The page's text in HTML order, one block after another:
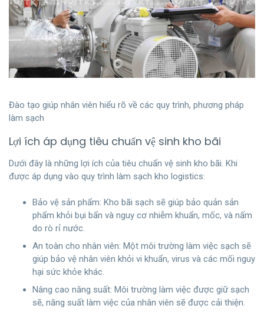
Đào tạo giúp nhân viên hiểu rõ về các quy trình, phương pháp
làm sạch
Lợi ích áp dụng tiêu chuẩn vệ sinh kho bãi
Dưới đây là những lợi ích của tiêu chuẩn vệ sinh kho bãi. Khi
được áp dụng vào quy trình làm sạch kho logistics:
Bảo vệ sản phẩm: Kho bãi sạch sẽ giúp bảo quản sản
phẩm khỏi bụi bẩn và nguy cơ nhiễm khuẩn, mốc, và nấm
do rò rỉ nước.
An toàn cho nhân viên: Một môi trường làm việc sạch sẽ
giúp bảo vệ nhân viên khỏi vi khuẩn, virus và các mối nguy
hại sức khỏe khác.
Nâng cao năng suất: Môi trường làm việc được giữ sạch
sẽ, năng suất làm việc của nhân viên sẽ được cải thiện.